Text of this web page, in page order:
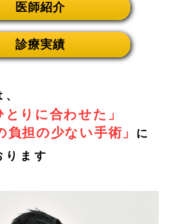
医師紹介
診療実績
りに合わせた」
負担の少ない手術」
に
ります